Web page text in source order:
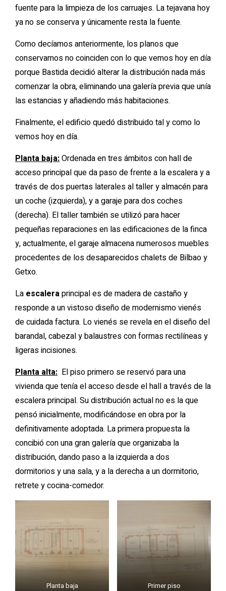
fuente para la limpieza de los carruajes. La tejavana hoy
ya no se conserva y únicamente resta la fuente.
Como decíamos anteriormente, los planos que
conservamos no coinciden con lo que vemos hoy en día
porque Bastida decidió alterar la distribución nada más
comenzar la obra, eliminando una galería previa que unía
las estancias y añadiendo más habitaciones.
Finalmente, el edificio quedó distribuido tal y como lo
vemos hoy en día.
Planta baja:Ordenada en tres ámbitos con hall de
acceso principal que da paso de frente a la escalera y a
través de dos puertas laterales al taller y almacén para
un coche (izquierda), y a garaje para dos coches
(derecha). El taller también se utilizó para hacer
pequeñas reparaciones en las edificaciones de la finca
y, actualmente, el garaje almacena numerosos muebles
procedentes de los desaparecidos chalets de Bilbao y
Getxo.
La escaleraprincipal es de madera de castaño y
responde a un vistoso diseño de modernismo vienés
de cuidada factura. Lo vienés se revela en el diseño del
barandal, cabezal y balaustres con formas rectilíneas y
ligeras incisiones.
Planta alta: El piso primero se reservó para una
vivienda que tenía el acceso desde el hall a través de la
escalera principal. Su distribución actual no es la que
pensó inicialmente, modificándose en obra por la
definitivamente adoptada. La primera propuesta la
concibió con una gran galería que organizaba la
distribución, dando paso a la izquierda a dos
dormitorios y una sala, y a la derecha a un dormitorio,
retrete y cocina-comedor.
Planta baja Primer piso